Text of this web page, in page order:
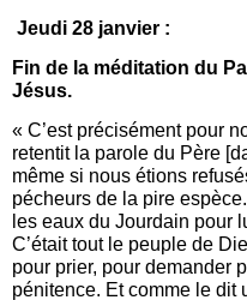
Jeudi 28 janvier :
Fin de la méditation du
Jésus.
« C’est précisément pour
retentit la parole du Père
même si nous étions
pécheurs de la pire
les eaux du Jourdain pour
C’était tout le peuple de
pour prier, pour demander
pénitence. Et comme le dit